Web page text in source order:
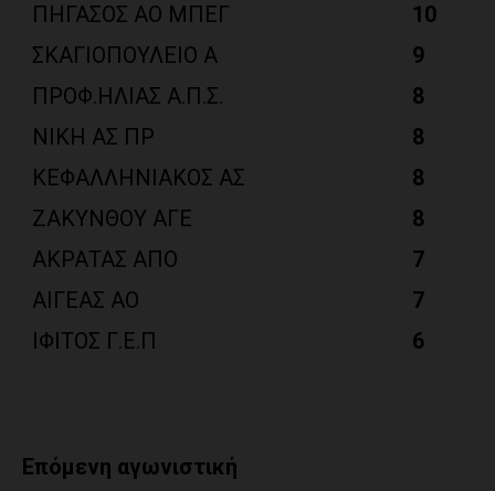
ΠΗΓΑΣΟΣ ΑΟ ΜΠΕΓ
10
ΣΚΑΓΙΟΠΟΥΛΕΙΟ Α
9
ΠΡΟΦ.ΗΛΙΑΣ Α.Π.Σ.
8
ΝΙΚΗ ΑΣ ΠΡ
8
ΚΕΦΑΛΛΗΝΙΑΚΟΣ ΑΣ
8
ΖΑΚΥΝΘΟΥ ΑΓΕ
8
ΑΚΡΑΤΑΣ ΑΠΟ
7
ΑΙΓΕΑΣ ΑΟ
7
ΙΦΙΤΟΣ Γ.Ε.Π
6
Επόμενη αγωνιστική